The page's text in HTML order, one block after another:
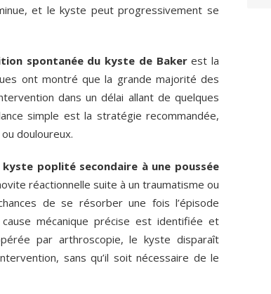
et le kyste peut progressivement se
spontanée du kyste de Bakerest la
ont montré que la grande majorité des
dans un délai allant de quelques
simple est la stratégie recommandée,
douloureux.
kyste poplité secondaire à une poussée
réactionnelle suite à un traumatisme ou
de se résorber une fois l’épisode
mécanique précise est identifiée et
par arthroscopie, le kyste disparaît
sans qu’il soit nécessaire de le